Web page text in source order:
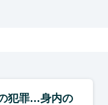
犯罪…身内の